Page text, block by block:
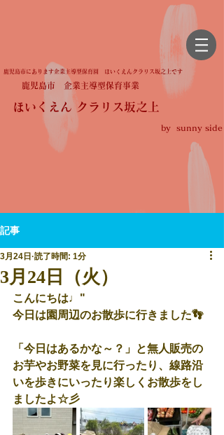
鹿児島市にあります企業主導型保育園 ほいくえんクラリス坂之上です
鹿児島市 企業主導型保育事業
ほいくえん クラリス坂之上
by sunny side
記事
3月24日（火）
3月24日 読了時間: 1分
こんにちは♩"
今日は園周辺のお散歩に行きました👣
「今日はあるかな～？」と無人販売の
お芋やお野菜を見に行ったり、線路沿
いを歩きにいったり楽しくお散歩をし
ましたよ☆彡